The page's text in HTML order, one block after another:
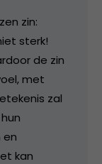
zin:
sterk!
de zin
met
zal
en
kan